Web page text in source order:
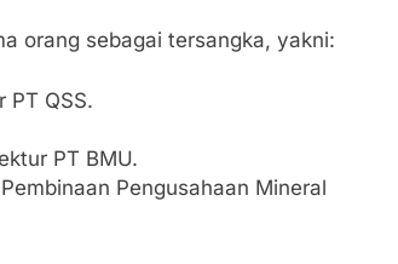
orang sebagai tersangka, yakni:
PT QSS.
PT BMU.
Pengusahaan Mineral